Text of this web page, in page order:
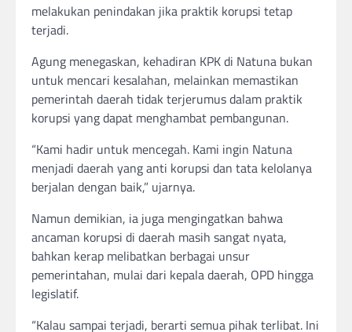
melakukan penindakan jika praktik korupsi tetap
terjadi.
Agung menegaskan, kehadiran KPK di Natuna bukan
untuk mencari kesalahan, melainkan memastikan
pemerintah daerah tidak terjerumus dalam praktik
korupsi yang dapat menghambat pembangunan.
“Kami hadir untuk mencegah. Kami ingin Natuna
menjadi daerah yang anti korupsi dan tata kelolanya
berjalan dengan baik,” ujarnya.
Namun demikian, ia juga mengingatkan bahwa
ancaman korupsi di daerah masih sangat nyata,
bahkan kerap melibatkan berbagai unsur
pemerintahan, mulai dari kepala daerah, OPD hingga
legislatif.
“Kalau sampai terjadi, berarti semua pihak terlibat. Ini